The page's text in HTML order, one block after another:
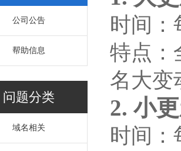
公司公告
帮助信息
问题分类
域名相关
时间：
特点：
名大变
2. 小
时间：